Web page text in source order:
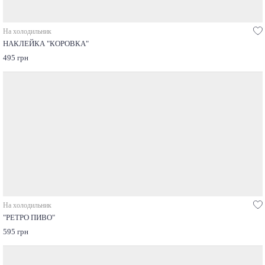
На холодильник
НАКЛЕЙКА "КОРОВКА"
495 грн
На холодильник
"РЕТРО ПИВО"
595 грн